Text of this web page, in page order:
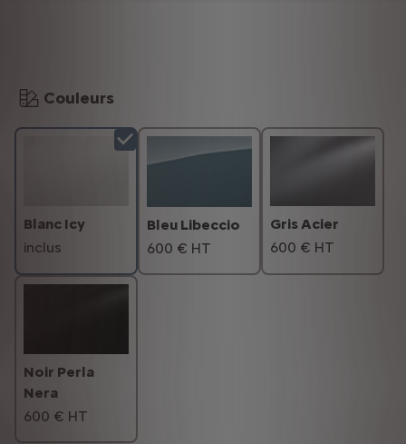
Couleurs
Blanc Icy
inclus
Bleu Libeccio
600 € HT
Gris Acier
600 € HT
Noir Perla
Nera
600 € HT